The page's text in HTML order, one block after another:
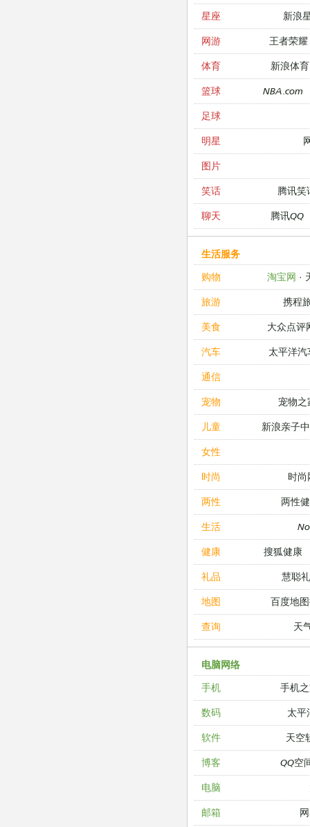
星座 新浪
网游 王者荣耀
体育 新浪体育
篮球 NBA.com
足球
明星
图片
笑话 腾讯笑
聊天 腾讯QQ
生活服务
购物
淘宝网 ·
旅游 携程
美食 大众点评
汽车 太平洋汽
通信
宠物 宠物之
儿童 新浪亲子
女性
时尚 时尚
两性 两性
生活
健康 搜狐健康
礼品 慧聪
地图 百度地
查询 天
电脑网络
手机
手机
数码 太平
软件 天空
博客 QQ空
电脑
邮箱